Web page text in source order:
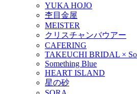
YUKA HOJO
杢目金屋
MEISTER
クリスチャンバウアー
CAFERING
TAKEUCHI BRIDAL ×
Something Blue
HEART ISLAND
星の砂